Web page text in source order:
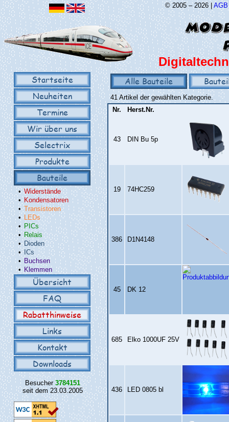
© 2005 – 2026 |AGB
Startseite
Neuheiten
Termine
Wir über uns
Selectrix
Produkte
Bauteile
• Widerstände
• Kondensatoren
•Transistoren
• LEDs
• PICs
• Relais
• Dioden
• ICs
• Buchsen
• Klemmen
Übersicht
FAQ
Rabatthinweise
Links
Kontakt
Downloads
Besucher 3784151
seit dem 23.03.2005
Alle Bauteile
41 Artikel der gewählten Kategorie.
Nr.
Herst.Nr.
43 DIN Bu 5p
19 74HC259
386 D1N4148
45 DK 12
685 Elko 1000UF 25V
436 LED 0805 bl